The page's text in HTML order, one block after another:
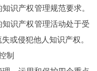
识产权管理规范要求。
识产权管理活动处于受
或侵犯他人知识产权。
制